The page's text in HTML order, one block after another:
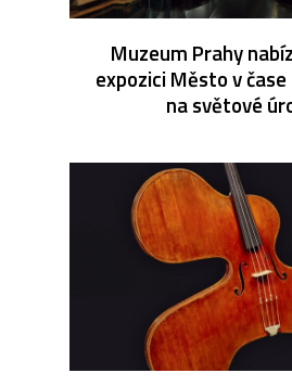
Muzeum Prahy
expozici Město v
na světové